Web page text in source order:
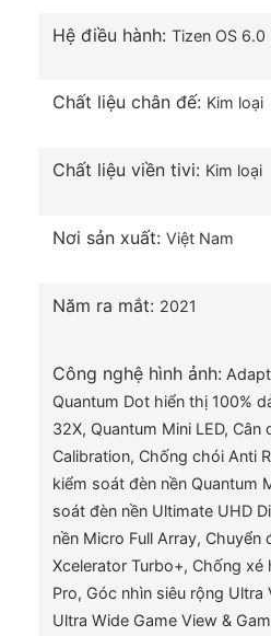
phối hợp cùng Micro Full
LED, LED, OLED và QLED.
Xem hình ảnh chuẩn 4K
lý Neo Quantum 4K AI 16
Với công nghệ học sâu
được tinh chỉnh theo điều
ảnh chi tiết bằng trí tuệ
trực quan từ 16 hệ thống
Hệ điều hành: Tizen OS 6.0
Chất liệu chân đế: Kim loại
Chất liệu viền tivi: Kim loại
Nơi sản xuất: Việt Nam
Năm ra mắt: 2021
Công nghệ hình ảnh:
Quantum Dot hiển thị 100%
32X, Quantum Mini LED, Cân
Calibration, Chống chói Anti
kiểm soát đèn nền Quantum
soát đèn nền Ultimate UHD
nền Micro Full Array, Chuyển
Xcelerator Turbo+, Chống xé
Pro, Góc nhìn siêu rộng Ultra
Ultra Wide Game View &